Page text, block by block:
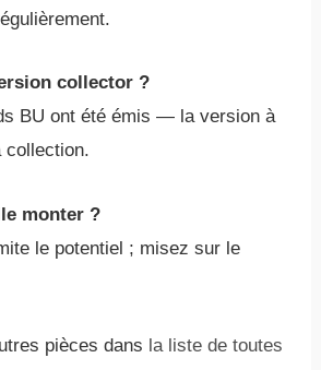
collector ?
BU ont été émis — la version à
collection.
monter ?
le potentiel ; misez sur le
pièces dans la liste de toutes